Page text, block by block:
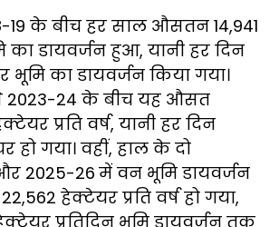
19 के बीच हर साल औसतन 14,941
डायवर्जन हुआ, यानी हर दिन
भूमि का डायवर्जन किया गया।
2023-24 के बीच यह औसत
प्रति वर्ष, यानी हर दिन
हो गया। वहीं, हाल के दो
2025-26 में वन भूमि डायवर्जन
हेक्टेयर प्रति वर्ष हो गया,
प्रतिदिन भूमि डायवर्जन तक